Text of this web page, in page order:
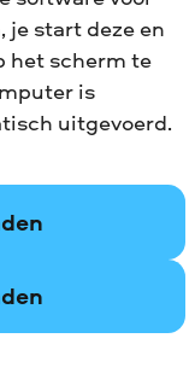
start deze en
het scherm te
is
uitgevoerd.